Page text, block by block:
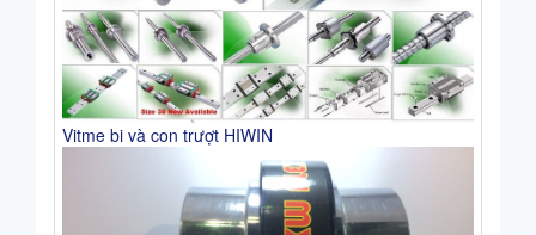
Vitme bi và con trượt HIWIN